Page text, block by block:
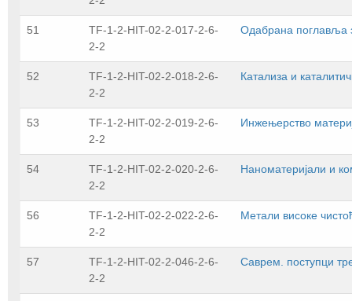
51
TF-1-2-HIT-02-2-017-2-6-
2-2
Одабрана поглавља
52
TF-1-2-HIT-02-2-018-2-6-
2-2
Катализа и
53
TF-1-2-HIT-02-2-019-2-6-
2-2
Инжењерство
54
TF-1-2-HIT-02-2-020-2-6-
2-2
Наноматеријали и
56
TF-1-2-HIT-02-2-022-2-6-
2-2
Метали високе
57
TF-1-2-HIT-02-2-046-2-6-
2-2
Саврем. поступци